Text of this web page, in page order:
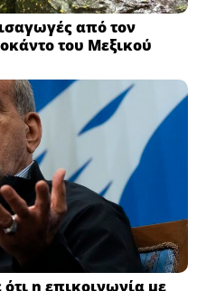
από τον
του Μεξικού
η επικοινωνία με